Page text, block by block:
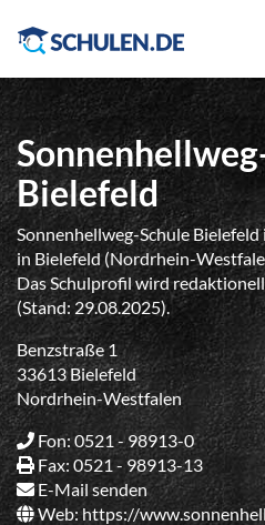
Bielefeld
Sonnenhellweg-Schule
in Bielefeld (Nordrhein-
Das Schulprofil wird
(Stand: 29.08.2025).
Benzstraße 1
33613 Bielefeld
Nordrhein-Westfalen
Fon: 0521 - 98913-0
Fax: 0521 - 98913-13
E-Mail senden
Web:https://